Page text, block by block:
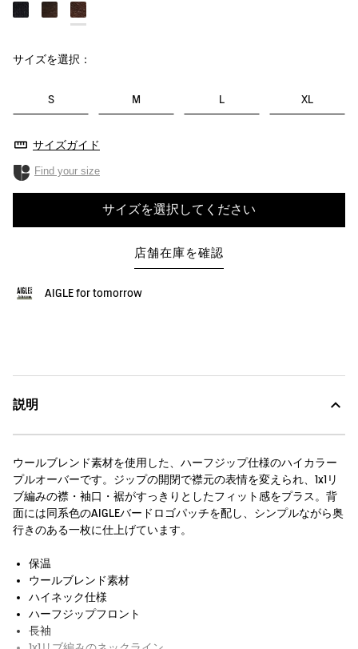
サイズを選択：
S M L XL
サイズガイド
Find your size
サイズを選択してください
店舗在庫を確認
AIGLE for tomorrow
説明
ウールブレンド素材を使用した、ハーフジップ仕様のハイカラー
プルオーバーです。ジップの開閉で襟元の表情を変えられ、1x1リ
ブ編みの襟・袖口・裾がすっきりとしたフィット感をプラス。背
面には同系色のAIGLEバードロゴパッチを配し、シンプルながら奥
行きのある一枚に仕上げています。
保温
ウールブレンド素材
ハイネック仕様
ハーフジップフロント
長袖